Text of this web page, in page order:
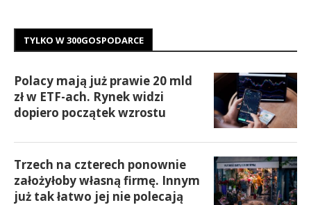
TYLKO W 300GOSPODARCE
Polacy mają już prawie 20 mld
zł w ETF-ach. Rynek widzi
dopiero początek wzrostu
Trzech na czterech ponownie
założyłoby własną firmę. Innym
już tak łatwo jej nie polecają